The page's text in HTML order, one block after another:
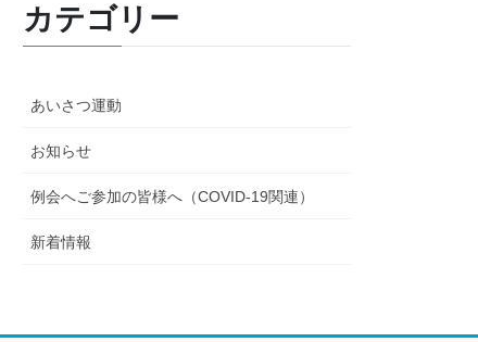
カテゴリー
あいさつ運動
お知らせ
例会へご参加の皆様へ（COVID-19関連）
新着情報